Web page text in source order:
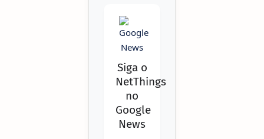
Siga o
NetThings
no
Google
News